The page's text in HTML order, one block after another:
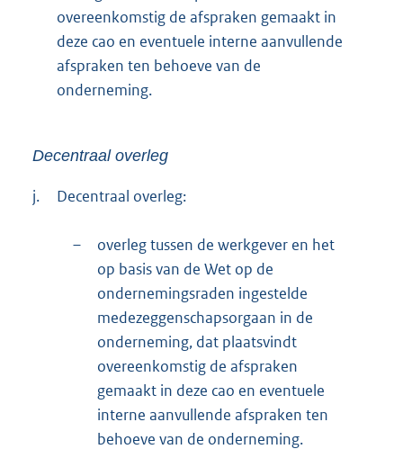
overeenkomstig de afspraken gemaakt in
deze cao en eventuele interne aanvullende
afspraken ten behoeve van de
onderneming.
Decentraal overleg
j. Decentraal overleg:
–
overleg tussen de werkgever en het
op basis van de Wet op de
ondernemingsraden ingestelde
medezeggenschapsorgaan in de
onderneming, dat plaatsvindt
overeenkomstig de afspraken
gemaakt in deze cao en eventuele
interne aanvullende afspraken ten
behoeve van de onderneming.